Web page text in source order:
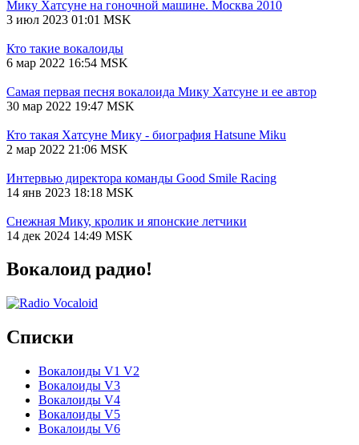
Мику Хатсуне на гоночной машине. Москва 2010
3 июл 2023 01:01 MSK
Кто такие вокалоиды
6 мар 2022 16:54 MSK
Самая первая песня вокалоида Мику Хатсуне и ее автор
30 мар 2022 19:47 MSK
Кто такая Хатсуне Мику - биография Hatsune Miku
2 мар 2022 21:06 MSK
Интервью директора команды Good Smile Racing
14 янв 2023 18:18 MSK
Снежная Мику, кролик и японские летчики
14 дек 2024 14:49 MSK
Вокалоид радио!
Списки
Вокалоиды V1 V2
Вокалоиды V3
Вокалоиды V4
Вокалоиды V5
Вокалоиды V6